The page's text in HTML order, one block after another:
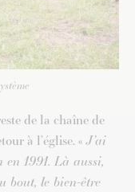
de la chaîne de
à l’église. «J’ai
1991. Là aussi,
bout, le bien-être